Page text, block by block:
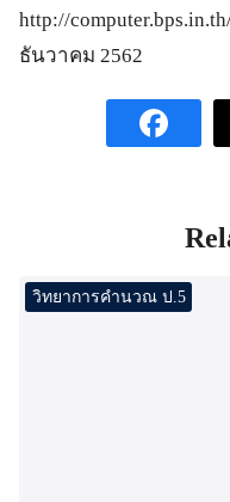
http://
ธันวาคม 2562
วิทยาการคำนวณ ป.5